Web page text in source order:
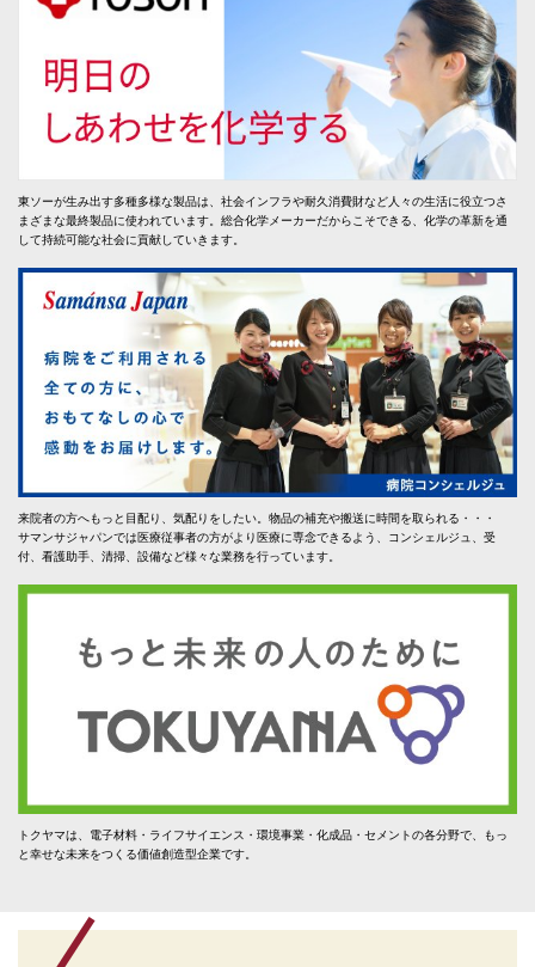
東ソーが生み出す多種多様な製品は、社会インフラや耐久消費財など人々の生活に役立つさ
まざまな最終製品に使われています。総合化学メーカーだからこそできる、化学の革新を通
して持続可能な社会に貢献していきます。
来院者の方へもっと目配り、気配りをしたい。物品の補充や搬送に時間を取られる・・・
サマンサジャパンでは医療従事者の方がより医療に専念できるよう、コンシェルジュ、受
付、看護助手、清掃、設備など様々な業務を行っています。
トクヤマは、電子材料・ライフサイエンス・環境事業・化成品・セメントの各分野で、もっ
と幸せな未来をつくる価値創造型企業です。